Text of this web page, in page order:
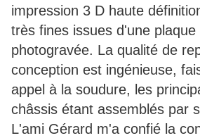
impression 3 D haute
très fines issues d'une plaque
photogravée. La qualité de
conception est ingénieuse,
appel à la soudure, les
châssis étant assemblés par
L'ami Gérard m'a confié la